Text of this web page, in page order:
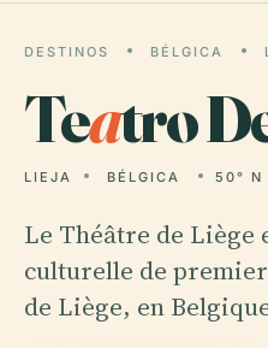
DESTINOS BÉLGICA
Teatro
LIEJA BÉLGICA 50° N
Le Théâtre de
culturelle de
de Liège, en